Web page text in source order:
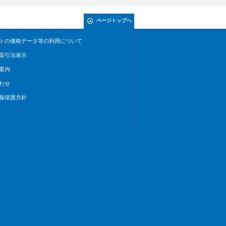
ページトップへ
の価格データ等の利用について
引法表示
内
せ
保護方針